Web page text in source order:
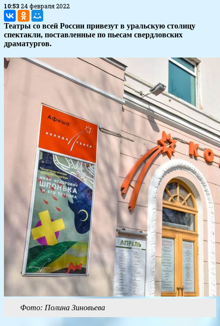
10:5324 февраля 2022
Театры со всей России привезут в уральскую столицу
спектакли, поставленные по пьесам свердловских
драматургов.
Фото: Полина Зиновьева